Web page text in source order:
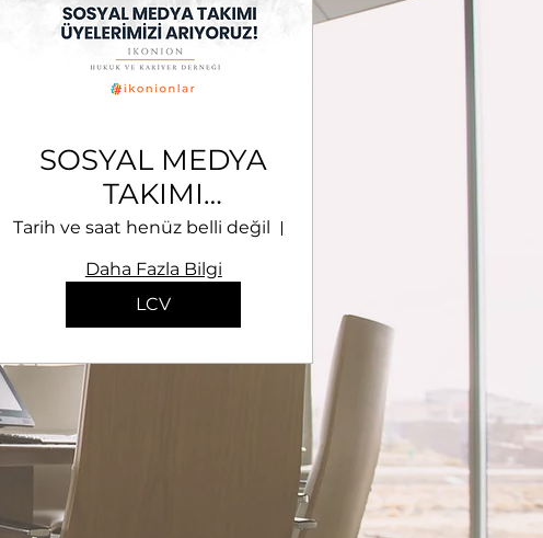
Hibrit Çalışma Gerçekleştirilecektir.
SOSYAL MEDYA
TAKIMI
ÜYELERİNİ
ARIYORUZ
Tarih ve saat henüz belli değil
Daha Fazla Bilgi
LCV